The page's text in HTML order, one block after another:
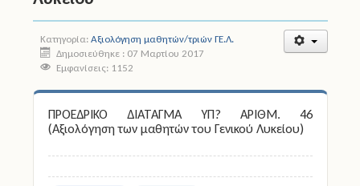
Σχολικές Εκδρομές
Νομοθεσία
Άδειες
Έντυπα
Ηλεκτρονικές Υπηρεσίες
Κατηγορία: Αξιολόγηση μαθητών/τριών ΓΕ.Λ.
Δημοσιεύθηκε : 07 Μαρτίου 2017
Εμφανίσεις: 1152
ΠΡΟΕΔΡΙΚΟ ΔΙΑΤΑΓΜΑ ΥΠ? ΑΡΙΘΜ. 46
(Αξιολόγηση των μαθητών του Γενικού Λυκείου)